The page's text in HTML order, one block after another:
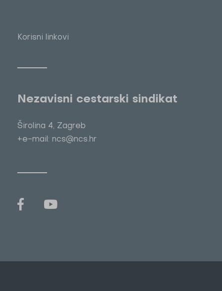
Korisni linkovi
Nezavisni cestarski sindikat
Širolina 4, Zagreb
+e-mail: ncs@ncs.hr